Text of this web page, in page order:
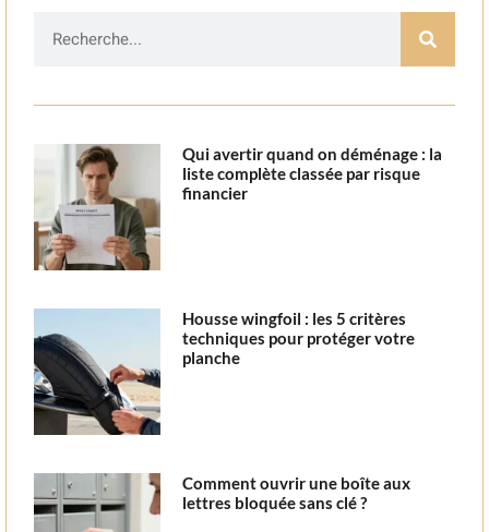
Qui avertir quand on déménage : la
liste complète classée par risque
financier
Housse wingfoil : les 5 critères
techniques pour protéger votre
planche
Comment ouvrir une boîte aux
lettres bloquée sans clé ?